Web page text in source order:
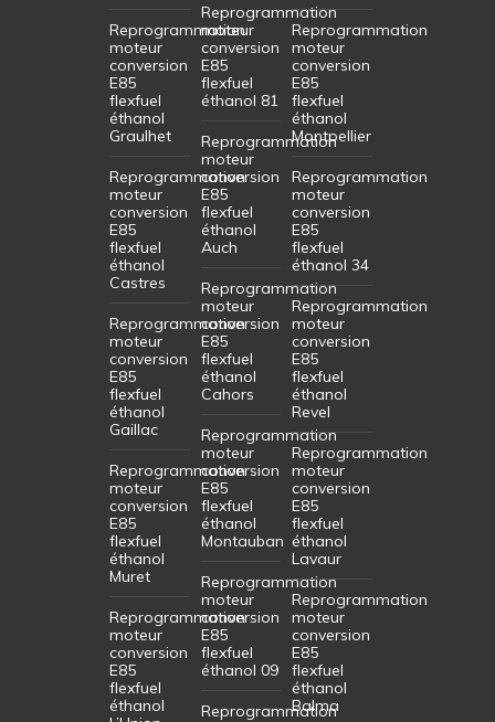
Reprogrammation
moteur
conversion
E85
flexfuel
éthanol
Graulhet
Reprogrammation
moteur
conversion
E85
flexfuel
éthanol
Castres
Reprogrammation
moteur
conversion
E85
flexfuel
éthanol
Gaillac
Reprogrammation
moteur
conversion
E85
flexfuel
éthanol
Muret
Reprogrammation
moteur
conversion
E85
flexfuel
éthanol
Reprogrammation
moteur
conversion
E85
flexfuel
éthanol 81
Reprogrammation
moteur
conversion
E85
flexfuel
éthanol
Auch
Reprogrammation
moteur
conversion
E85
flexfuel
éthanol
Cahors
Reprogrammation
moteur
conversion
E85
flexfuel
éthanol
Montauban
Reprogrammation
moteur
conversion
E85
flexfuel
éthanol 09
Reprogrammation
Reprogrammation
moteur
conversion
E85
flexfuel
éthanol
Montpellier
Reprogrammation
moteur
conversion
E85
flexfuel
éthanol 34
Reprogrammation
moteur
conversion
E85
flexfuel
éthanol
Revel
Reprogrammation
moteur
conversion
E85
flexfuel
éthanol
Lavaur
Reprogrammation
moteur
conversion
E85
flexfuel
éthanol
Balma